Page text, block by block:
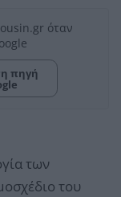
όταν
πηγή
των
του